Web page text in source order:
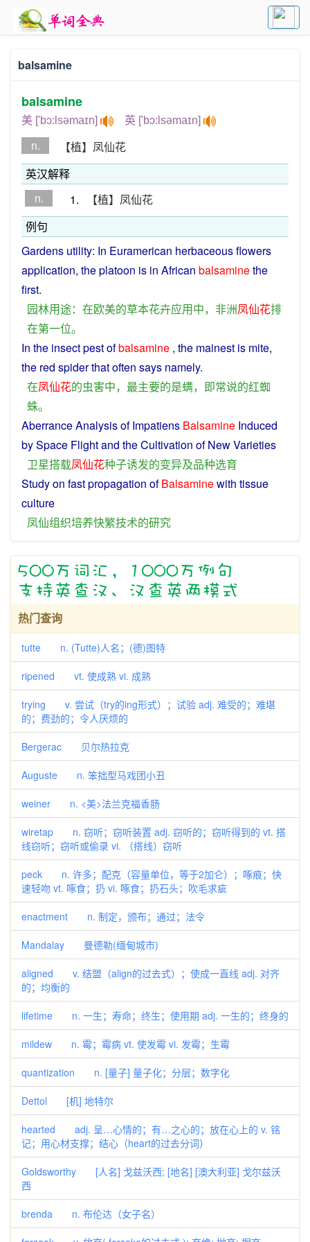
balsamine
balsamine
美 ['bɔ:lsəmaɪn] 英 ['bɔ:lsəmaɪn]
n.
【植】凤仙花
英汉解释
n.
1.
【植】凤仙花
例句
Gardens utility: In Euramerican herbaceousflowers
application, theplatoon is in African balsaminethe
first.
园林用途： 在欧美的草本花卉应用中， 非洲凤仙花排
在第一位。
In the insect pestofbalsamine , the mainest is mite,
the red spiderthatoften says namely.
在凤仙花的虫害中， 最主要的是螨， 即常说的红蜘
蛛。
AberranceAnalysisofImpatiens Balsamine Induced
by Space Flightand theCultivation of NewVarieties
卫星搭载凤仙花种子诱发的变异及品种选育
Studyon fastpropagation of Balsaminewith tissue
culture
凤仙组织培养快繁技术的研究
热门查询
tutte n. (Tutte)人名；(德)图特
ripened vt. 使成熟 vi. 成熟
trying v. 尝试（try的ing形式）；试验 adj. 难受的；难堪
的；费劲的；令人厌烦的
Bergerac 贝尔热拉克
Auguste n. 笨拙型马戏团小丑
weiner n. <美>法兰克福香肠
wiretap n. 窃听；窃听装置 adj. 窃听的；窃听得到的 vt. 搭
线窃听；窃听或偷录 vi. （搭线）窃听
peck n. 许多；配克（容量单位，等于2加仑）；啄痕；快
速轻吻 vt. 啄食；扔 vi. 啄食；扔石头；吹毛求疵
enactment n. 制定，颁布；通过；法令
Mandalay 曼德勒(缅甸城市)
aligned v. 结盟（align的过去式）；使成一直线 adj. 对齐
的；均衡的
lifetime n. 一生；寿命；终生；使用期 adj. 一生的；终身的
mildew n. 霉；霉病 vt. 使发霉 vi. 发霉；生霉
quantization n. [量子] 量子化；分层；数字化
Dettol [机] 地特尔
hearted adj. 呈…心情的；有…之心的；放在心上的 v. 铭
记；用心材支撑；结心（heart的过去分词）
Goldsworthy [人名] 戈兹沃西; [地名] [澳大利亚] 戈尔兹沃
西
brenda n. 布伦达（女子名）